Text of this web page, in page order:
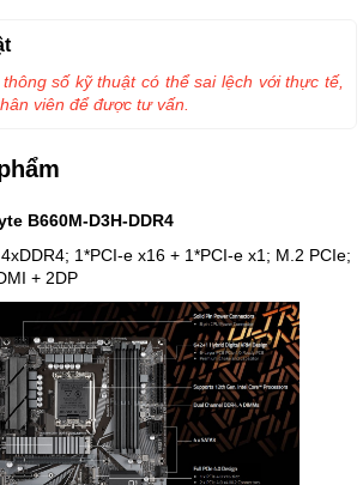
B660M-D3H-DDR4
1*PCI-e x16 + 1*PCI-e x1; M.2 PCIe;
+ 2DP
số kỹ thuật có thể sai lệch với thực tế,
viên để được tư vấn.